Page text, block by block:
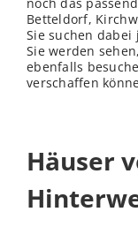
noch das
Betteldorf,
Sie suchen dabei
Sie werden
ebenfalls
verschaffen
Häuser